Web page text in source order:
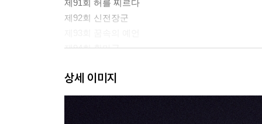
제91회 허를 찌르다
제92회 신전장군
제94회 환마군
제96회 술법 대결
제97회 우덕마항
상세 이미지